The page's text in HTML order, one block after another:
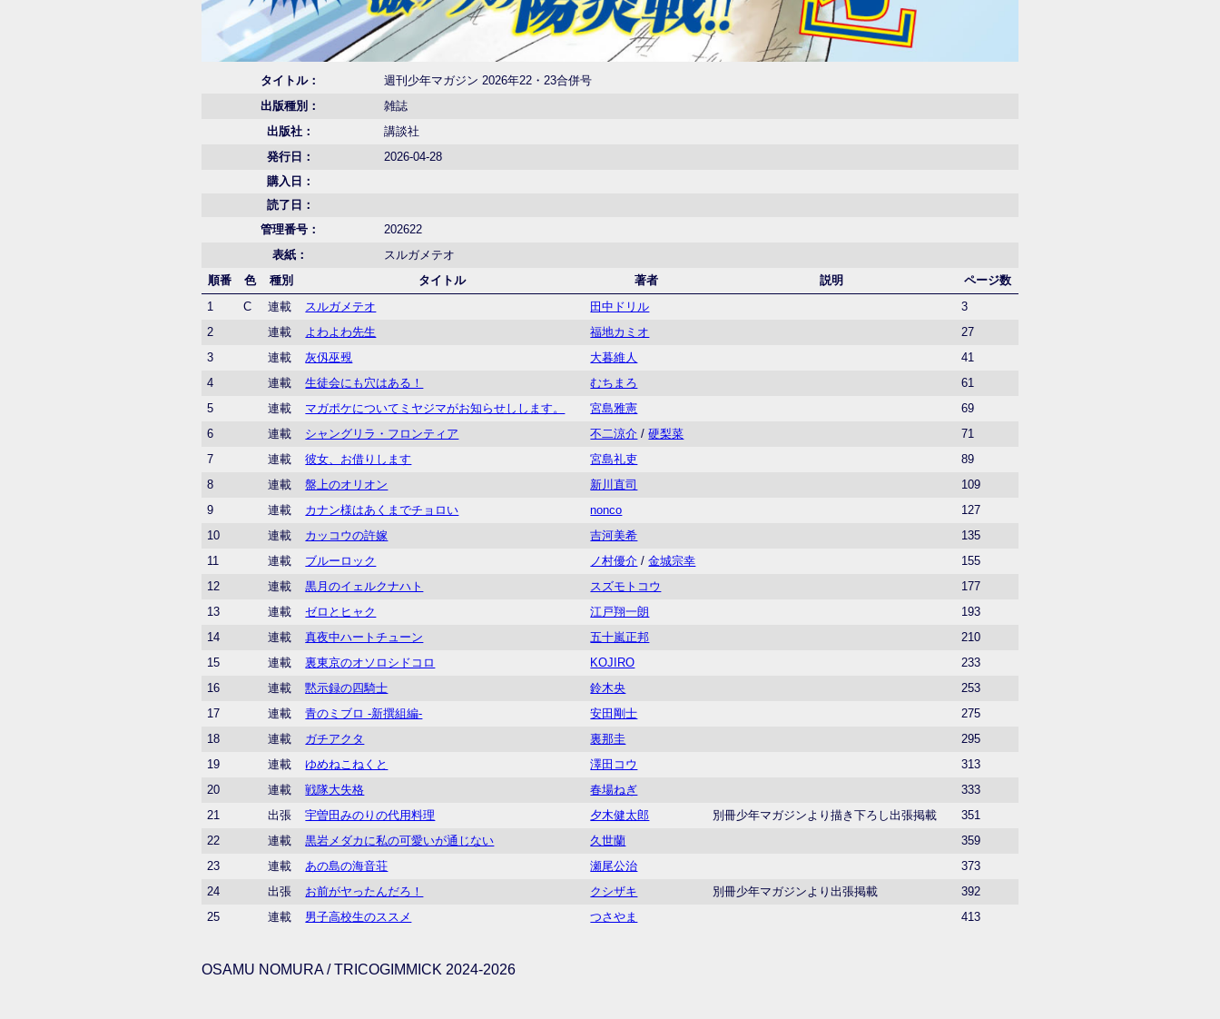
タイトル：
週刊少年マガジン 2026年22・23合併号
出版種別：
雑誌
出版社：
講談社
発行日：
2026-04-28
購入日：
読了日：
管理番号：
202622
表紙：
スルガメテオ
順番
色 種別 タイトル 著者 説明
ページ数
1
C 連載 スルガメテオ 田中ドリル
3
2
連載 よわよわ先生 福地カミオ
27
3
連載 灰仭巫覡 大暮維人
41
4
連載 生徒会にも穴はある！ むちまろ
61
5
連載 マガポケについてミヤジマがお知らせしします。 宮島雅憲
69
6
連載 シャングリラ・フロンティア 不二涼介 /硬梨菜
71
7
連載 彼女、お借りします 宮島礼吏
89
8
連載 盤上のオリオン 新川直司
109
9
連載 カナン様はあくまでチョロい nonco
127
10
連載 カッコウの許嫁 吉河美希
135
11
連載 ブルーロック ノ村優介 /金城宗幸
155
12
連載 黒月のイェルクナハト スズモトコウ
177
13
連載 ゼロとヒャク 江戸翔一朗
193
14
連載 真夜中ハートチューン 五十嵐正邦
210
15
連載 裏東京のオソロシドコロ KOJIRO
233
16
連載 黙示録の四騎士 鈴木央
253
17
連載 青のミブロ -新撰組編- 安田剛士
275
18
連載 ガチアクタ 裏那圭
295
19
連載 ゆめねこねくと 澤田コウ
313
20
連載 戦隊大失格 春場ねぎ
333
21
出張 宇曽田みのりの代用料理 夕木健太郎 別冊少年マガジンより描き下ろし出張掲載
351
22
連載 黒岩メダカに私の可愛いが通じない 久世蘭
359
23
連載 あの島の海音荘 瀬尾公治
373
24
出張 お前がヤったんだろ！ クシザキ 別冊少年マガジンより出張掲載
392
25
連載 男子高校生のススメ つさやま 413
OSAMU NOMURA / TRICOGIMMICK 2024-2026